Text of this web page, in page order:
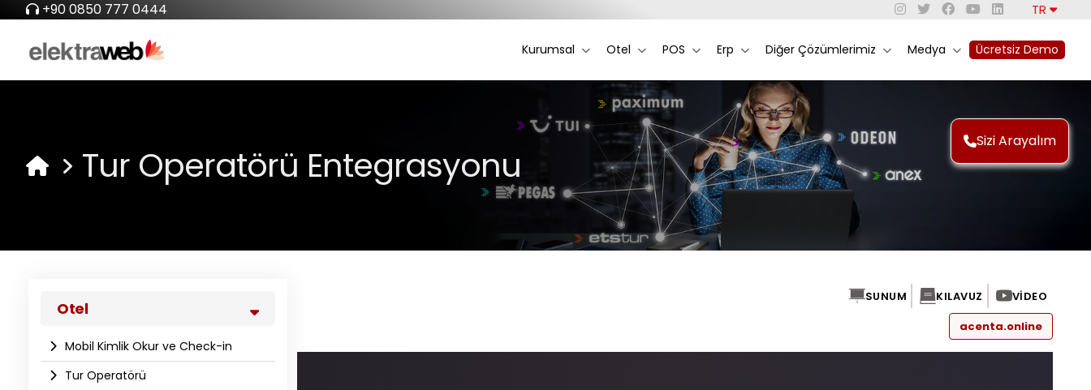
+90 0850 777 0444 TR
Kurumsal Otel POS Erp Diğer Çözümlerimiz Medya Ücretsiz Demo
Sizi Arayalım
Tur Operatörü Entegrasyonu
Otel
Mobil Kimlik Okur ve Check-in
Tur Operatörü
SUNUM KILAVUZ
VIDEO
acenta.online